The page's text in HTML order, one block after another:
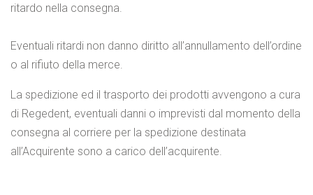
ritardo nella consegna.
Eventuali ritardi non danno diritto all’annullamento dell’ordine
o al rifiuto della merce.
La spedizione ed il trasporto dei prodotti avvengono a cura
di Regedent, eventuali danni o imprevisti dal momento della
consegna al corriere per la spedizione destinata
all’Acquirente sono a carico dell’acquirente.